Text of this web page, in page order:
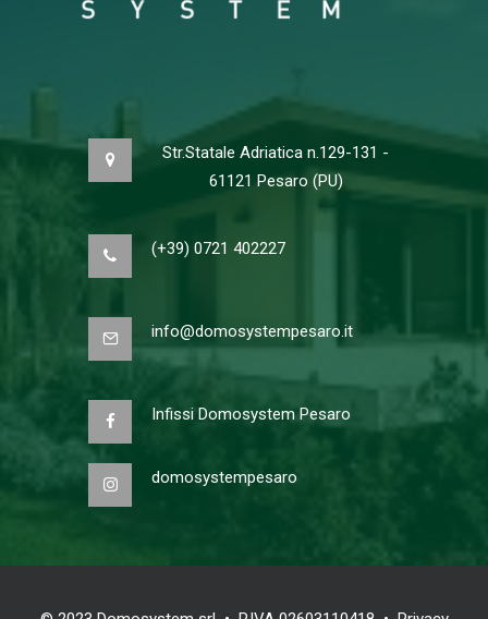
Str.Statale Adriatica n.129-131 -
61121 Pesaro (PU)
(+39) 0721 402227
info@domosystempesaro.it
Infissi Domosystem Pesaro
domosystempesaro